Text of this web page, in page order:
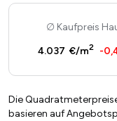
Kaufpreis
4.037 €/m2 -
Die
basieren auf